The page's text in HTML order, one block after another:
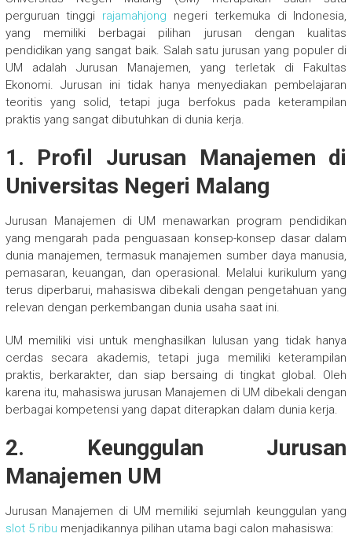
perguruan tinggi rajamahjong negeri terkemuka di Indonesia,
yang memiliki berbagai pilihan jurusan dengan kualitas
pendidikan yang sangat baik. Salah satu jurusan yang populer di
UM adalah Jurusan Manajemen, yang terletak di Fakultas
Ekonomi. Jurusan ini tidak hanya menyediakan pembelajaran
teoritis yang solid, tetapi juga berfokus pada keterampilan
praktis yang sangat dibutuhkan di dunia kerja.
1. Profil Jurusan Manajemen di
Universitas Negeri Malang
Jurusan Manajemen di UM menawarkan program pendidikan
yang mengarah pada penguasaan konsep-konsep dasar dalam
dunia manajemen, termasuk manajemen sumber daya manusia,
pemasaran, keuangan, dan operasional. Melalui kurikulum yang
terus diperbarui, mahasiswa dibekali dengan pengetahuan yang
relevan dengan perkembangan dunia usaha saat ini.
UM memiliki visi untuk menghasilkan lulusan yang tidak hanya
cerdas secara akademis, tetapi juga memiliki keterampilan
praktis, berkarakter, dan siap bersaing di tingkat global. Oleh
karena itu, mahasiswa jurusan Manajemen di UM dibekali dengan
berbagai kompetensi yang dapat diterapkan dalam dunia kerja.
2. Keunggulan Jurusan
Manajemen UM
Jurusan Manajemen di UM memiliki sejumlah keunggulan yang
slot 5 ribu menjadikannya pilihan utama bagi calon mahasiswa: